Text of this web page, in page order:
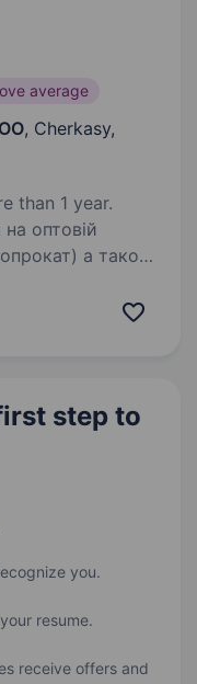
average
, Cherkasy,
than 1 year.
оптовій
а також
на VOLVO
step to
you.
resume.
receive offers and